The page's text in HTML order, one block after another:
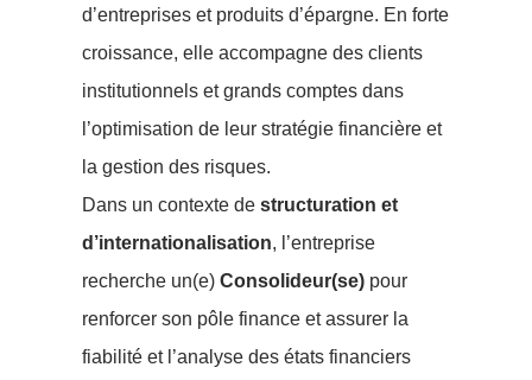
d’entreprises et produits d’épargne. En forte
croissance, elle accompagne des clients
institutionnels et grands comptes dans
l’optimisation de leur stratégie financière et
la gestion des risques.
Dans un contexte de structuration et
d’internationalisation, l’entreprise
recherche un(e) Consolideur(se) pour
renforcer son pôle finance et assurer la
fiabilité et l’analyse des états financiers